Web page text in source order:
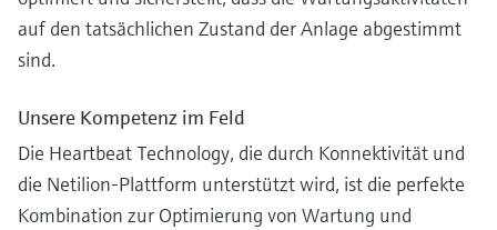
auf den tatsächlichen Zustand der Anlage abgestimmt
sind.
Unsere Kompetenz im Feld
Die Heartbeat Technology, die durch Konnektivität und
die Netilion-Plattform unterstützt wird, ist die perfekte
Kombination zur Optimierung von Wartung und